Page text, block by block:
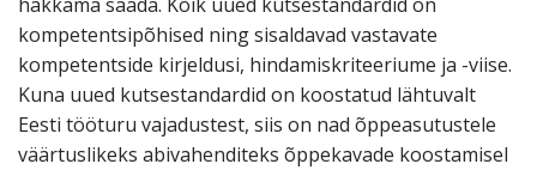
kompetentsipõhised ning sisaldavad vastavate
kompetentside kirjeldusi, hindamiskriteeriume ja -viise.
Kuna uued kutsestandardid on koostatud lähtuvalt
Eesti tööturu vajadustest, siis on nad õppeasutustele
väärtuslikeks abivahenditeks õppekavade koostamisel